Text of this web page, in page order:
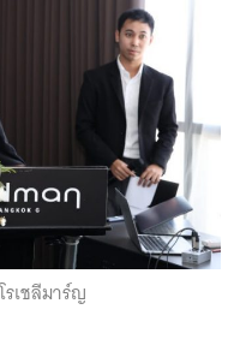
เชลีมาร์ญ